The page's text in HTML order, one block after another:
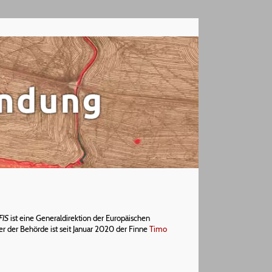
ist eine Generaldirektion der Europäischen
der Behörde ist seit Januar 2020 der FinneTimo